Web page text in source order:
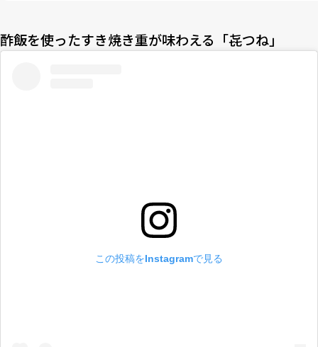
6
掘り炬燵を完備した個室がある「沙山華」
酢飯を使ったすき焼き重が味わえる「㐂つね」
この投稿をInstagramで見る